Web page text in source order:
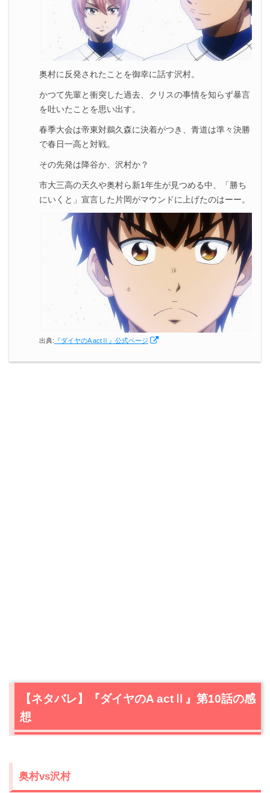
奥村に反発されたことを御幸に話す沢村。
かつて先輩と衝突した過去、クリスの事情を知らず暴言
を吐いたことを思い出す。
春季大会は帝東対鵜久森に決着がつき、青道は準々決勝
で春日一高と対戦。
その先発は降谷か、沢村か？
市大三高の天久や奥村ら新1年生が見つめる中、「勝ち
にいくと」宣言した片岡がマウンドに上げたのはーー。
出典: 『ダイヤのA actⅡ』公式ページ
【ネタバレ】『ダイヤのA actⅡ』第10話の感
想
奥村vs沢村